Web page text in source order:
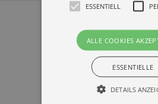
ESSENTIELL
ALLE COOKIES
ESSENTIELLE
DETAILS